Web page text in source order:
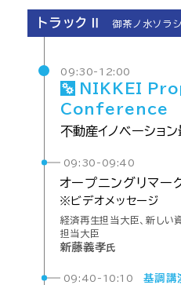
トラックⅡ 御茶ノ水ソラシ
09:30-12:00
NIKKEI
Conference
不動産イノベーション
09:30-09:40
オープニングリマー
※ビデオメッセージ
経済再生担当大臣、新しい
担当大臣
新藤義孝氏
09:40-10:10基調講